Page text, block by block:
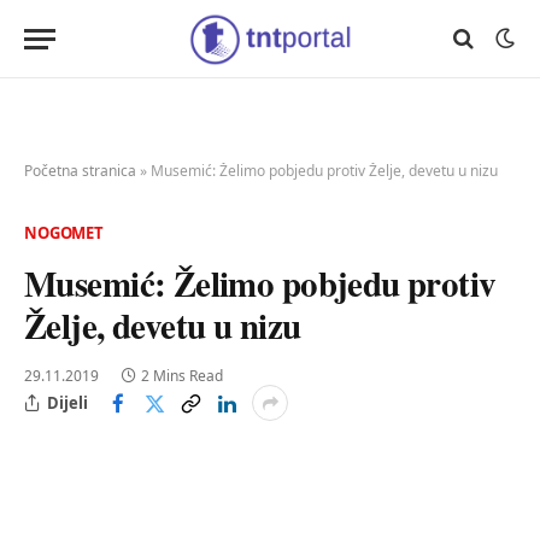
Početna stranica » Musemić: Želimo pobjedu protiv Želje, devetu u nizu
NOGOMET
Musemić: Želimo pobjedu protiv
Želje, devetu u nizu
29.11.2019 2 Mins Read
Dijeli